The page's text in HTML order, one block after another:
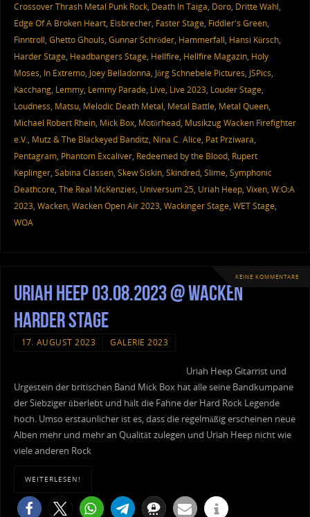
Crossover Thrash Metal Punk Rock, Death In Taiga, Doro, Dritte Wahl,
Edge Of A Broken Heart, Eisbrecher, Faster Stage, Fiddler's Green,
Finntroll, Ghetto Ghouls, Gunnar Schröder, Hammerfall, Hansi Kürsch,
Harder Stage, Headbangers Stage, Hellfire, Hellfire Magazin, Holy
Moses, In Extremo, Joey Belladonna, Jörg Schnebele Pictures, JSPics,
Kacchang, Lemmy, Lemmy Parade, Live, Live 2023, Louder Stage,
Loudness, Matsu, Melodic Death Metal, Metal Battle, Metal Queen,
Michael Robert Rhein, Mick Box, Motörhead, Musikzug Wacken Firefighter
e.V., Mutz & The Blackeyed Banditz, Nina C. Alice, Pat Prziwara,
Pentagram, Phantom Excaliver, Redeemed by the Blood, Rupert
Keplinger, Sabina Classen, Skew Siskin, Skindred, Slime, Symphonic
Deathcore, The Real McKenzies, Universum 25, Uriah Heep, Vixen, W:O:A
2023, Wacken, Wacken Open Air 2023, Wackinger Stage, WET Stage,
WOA
KEINE KOMMENTARE
Uriah Heep 03.08.2023 @ Wacken
Harder Stage
17. AUGUST 2023 GALERIE 2023
Uriah Heep Gitarrist und
Urgestein der britischen Band Mick Box hat alle seine Bandkumpane
der Siebziger überlebt und hält die Fahne der Hard Rock Legende
hoch. Umso erstaunlicher ist es, dass die regelmäßig erscheinen neue
Alben mehr und mehr an Qualität zulegen und Uriah Heep nicht wie
viele anderen Rock
WEITERLESEN!